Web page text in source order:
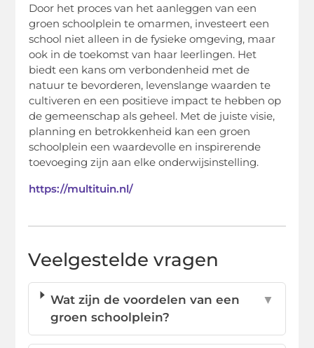
Door het proces van het aanleggen van een
groen schoolplein te omarmen, investeert een
school niet alleen in de fysieke omgeving, maar
ook in de toekomst van haar leerlingen. Het
biedt een kans om verbondenheid met de
natuur te bevorderen, levenslange waarden te
cultiveren en een positieve impact te hebben op
de gemeenschap als geheel. Met de juiste visie,
planning en betrokkenheid kan een groen
schoolplein een waardevolle en inspirerende
toevoeging zijn aan elke onderwijsinstelling.
https://multituin.nl/
Veelgestelde vragen
Wat zijn de voordelen van een
groen schoolplein?
▼